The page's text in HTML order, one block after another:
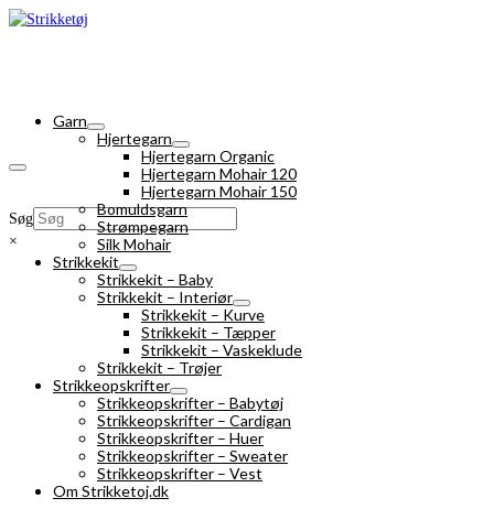
Søg
×
Garn
Hjertegarn
Hjertegarn Organic
Hjertegarn Mohair 120
Hjertegarn Mohair 150
Bomuldsgarn
Strømpegarn
Silk Mohair
Strikkekit
Strikkekit – Baby
Strikkekit – Interiør
Strikkekit – Kurve
Strikkekit – Tæpper
Strikkekit – Vaskeklude
Strikkekit – Trøjer
Strikkeopskrifter
Strikkeopskrifter – Babytøj
Strikkeopskrifter – Cardigan
Strikkeopskrifter – Huer
Strikkeopskrifter – Sweater
Strikkeopskrifter – Vest
Om Strikketoj.dk